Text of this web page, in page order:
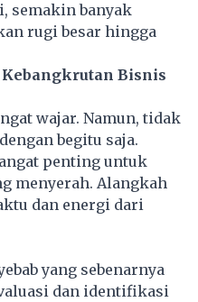
semakin banyak
rugi besar hingga
Bisnis
wajar. Namun, tidak
begitu saja.
penting untuk
menyerah. Alangkah
dan energi dari
yang sebenarnya
dan identifikasi